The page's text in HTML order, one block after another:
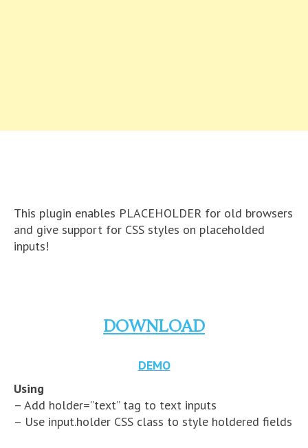
This plugin enables PLACEHOLDER for old browsers
and give support for CSS styles on placeholded
inputs!
DOWNLOAD
DEMO
Using
– Add holder=”text” tag to text inputs
– Use input.holder CSS class to style holdered fields